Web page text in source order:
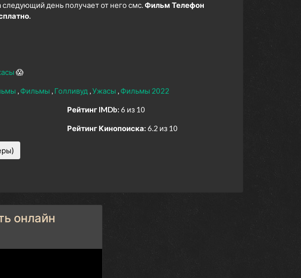
следующий день получает от него смс.Фильм Телефон
😱
Фильмы Голливуд Ужасы Фильмы 2022
Рейтинг IMDb: 6 из 10
Рейтинг Кинопоиска: 6.2 из 10
онлайн